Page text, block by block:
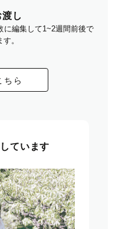
し
に編集して1~2週間前後で
。
ちら
ています